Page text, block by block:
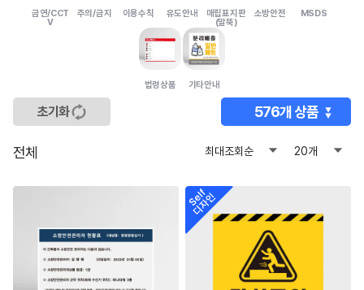
금연/CCT
V
주의/금지 이용수칙 유도안내
매립표지판
(말뚝)
소방안전 MSDS
법령상품 기타안내
초기화 576개 상품
전체